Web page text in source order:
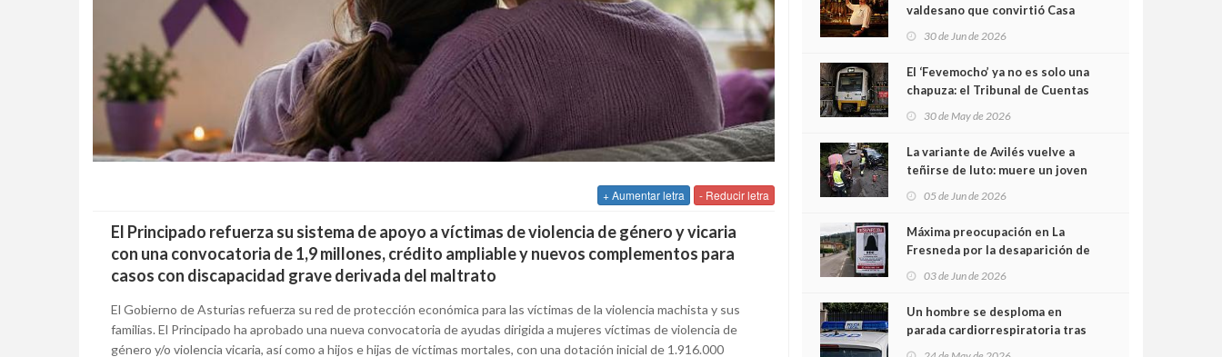
+ Aumentar letra - Reducir letra
El Principado refuerza su sistema de apoyo a víctimas de violencia de género y vicaria
con una convocatoria de 1,9 millones, crédito ampliable y nuevos complementos para
casos con discapacidad grave derivada del maltrato
El Gobierno de Asturias refuerza su red de protección económica para las víctimas de la violencia machista y sus
familias. El Principado ha aprobado una nueva convocatoria de ayudas dirigida a mujeres víctimas de violencia de
género y/o violencia vicaria, así como a hijos e hijas de víctimas mortales, con una dotación inicial de 1.916.000
valdesano que convirtió Casa
30 de Jun de 2026
El ‘Fevemocho’ ya no es solo una
chapuza: el Tribunal de Cuentas
sobrecoste de los trenes que no
cabían por los túneles
30 de May de 2026
La variante de Avilés vuelve a
teñirse de luto: muere un joven
05 de Jun de 2026
Máxima preocupación en La
Fresneda por la desaparición de
03 de Jun de 2026
Un hombre se desploma en
parada cardiorrespiratoria tras